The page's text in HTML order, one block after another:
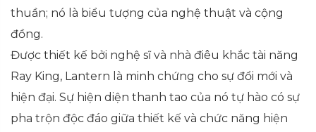
thuần; nó là biểu tượng của nghệ thuật và cộng
đồng.
Được thiết kế bởi nghệ sĩ và nhà điêu khắc tài năng
Ray King, Lantern là minh chứng cho sự đổi mới và
hiện đại. Sự hiện diện thanh tao của nó tự hào có sự
pha trộn độc đáo giữa thiết kế và chức năng hiện